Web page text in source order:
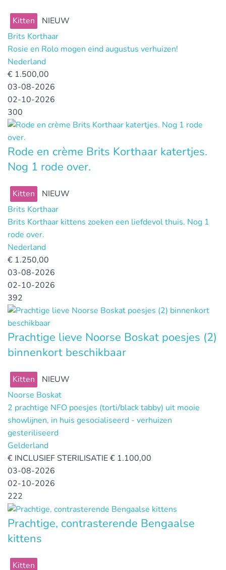
Kitten
NIEUW
Brits Korthaar
Rosie en Rolo mogen eind augustus verhuizen!
Nederland
€ 1.500,00
03-08-2026
02-10-2026
300
Rode en crème Brits Korthaar katertjes.
Nog 1 rode over.
Kitten
NIEUW
Brits Korthaar
Brits Korthaar kittens zoeken een liefdevol thuis. Nog 1
rode over.
Nederland
€ 1.250,00
03-08-2026
02-10-2026
392
Prachtige lieve Noorse Boskat poesjes (2)
binnenkort beschikbaar
Kitten
NIEUW
Noorse Boskat
2 prachtige NFO poesjes (torti/black tabby) uit mooie
showlijnen, in huis gesocialiseerd - verhuizen
gesteriliseerd
Gelderland
€ INCLUSIEF STERILISATIE € 1.100,00
03-08-2026
02-10-2026
222
Prachtige, contrasterende Bengaalse
kittens
Kitten